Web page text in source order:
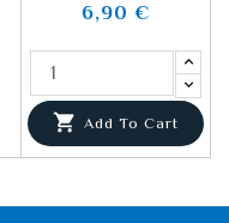
6,90 €
 Add To Cart